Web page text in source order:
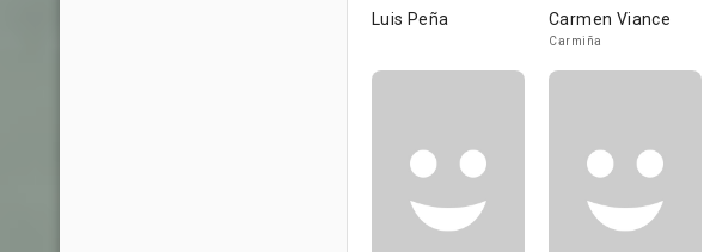
Luis Peña Carmen Viance
Carmiña